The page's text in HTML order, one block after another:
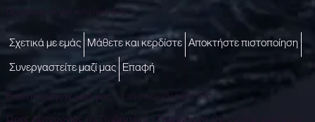
Πρόσβαση σε μια καλύτερη ζωή
Επικοινωνήστε μαζί μας - talktous@icare.life
Σχετικά με εμάς Μάθετε και κερδίστε Αποκτήστε πιστοποίηση
Συνεργαστείτε μαζί μας Επαφή
Ώρες Λειτουργίας (IST): Δευτέρα - Παρασκευή (10:00 π.μ. έως 6:00